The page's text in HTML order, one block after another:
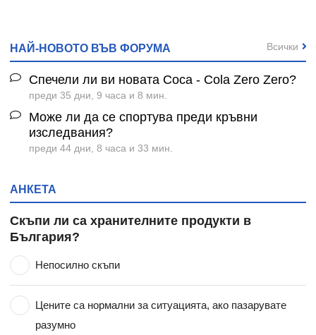
НАЙ-НОВОТО ВЪВ ФОРУМА
Спечели ли ви новата Coca - Cola Zero Zero?
преди 35 дни, 9 часа и 8 мин.
Може ли да се спортува преди кръвни
изследвания?
преди 44 дни, 8 часа и 33 мин.
Всички
АНКЕТА
Скъпи ли са хранителните продукти в
България?
Непосилно скъпи
Цените са нормални за ситуацията, ако пазарувате
разумно